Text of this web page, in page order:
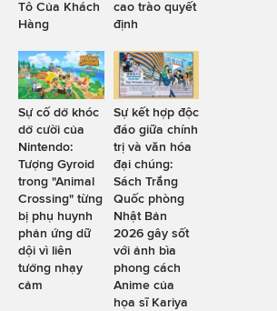
Tô Của Khách
Hàng
cao trào quyết
định
Sự cố dở khóc
dở cười của
Nintendo:
Tượng Gyroid
trong "Animal
Crossing" từng
bị phụ huynh
phản ứng dữ
dội vì liên
tưởng nhạy
cảm
Sự kết hợp độc
đáo giữa chính
trị và văn hóa
đại chúng:
Sách Trắng
Quốc phòng
Nhật Bản
2026 gây sốt
với ảnh bìa
phong cách
Anime của
họa sĩ Kariya